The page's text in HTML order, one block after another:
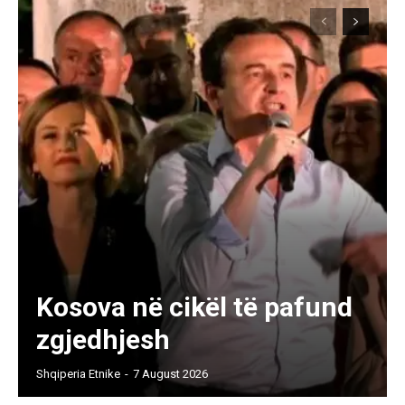
Kosova në cikël të pafund
zgjedhjesh
Shqiperia Etnike - 7 August 2026